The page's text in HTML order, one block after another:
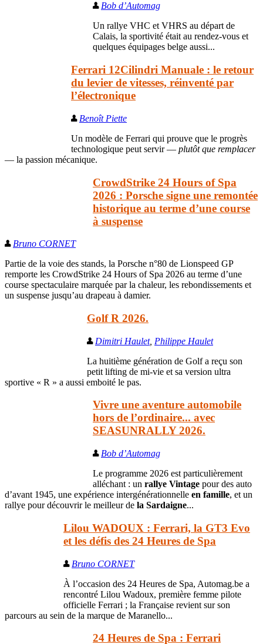
Bob d’Automag
Un rallye VHC et VHRS au départ de
Calais, la sportivité était au rendez-vous et
quelques équipages belge aussi...
Ferrari 12Cilindri Manuale : le retour
du levier de vitesses, réinventé par
l’électronique
Benoît Piette
Un modèle de Ferrari qui prouve que le progrès
technologique peut servir — plutôt que remplacer
— la passion mécanique.
CrowdStrike 24 Hours of Spa
2026 : Porsche signe une remontée
historique au terme d’une course
à suspense
Bruno CORNET
Partie de la voie des stands, la Porsche n°80 de Lionspeed GP
remporte les CrowdStrike 24 Hours of Spa 2026 au terme d’une
course spectaculaire marquée par la chaleur, les rebondissements et
un suspense jusqu’au drapeau à damier.
Golf R 2026.
Dimitri Haulet, Philippe Haulet
La huitième génération de Golf a reçu son
petit lifting de mi-vie et sa version ultra
sportive « R » a aussi emboité le pas.
Vivre une aventure automobile
hors de l’ordinaire... avec
SEASUNRALLY 2026.
Bob d’Automag
Le programme 2026 est particulièrement
alléchant : un rallye Vintage pour des auto
d’avant 1945, une expérience intergénérationnelle en famille, et un
rallye pour découvrir le meilleur de la Sardaigne...
Lilou WADOUX : Ferrari, la GT3 Evo
et les défis des 24 Heures de Spa
Bruno CORNET
À l’occasion des 24 Heures de Spa, Automag.be a
rencontré Lilou Wadoux, première femme pilote
officielle Ferrari ; la Française revient sur son
parcours au sein de la marque de Maranello...
24 Heures de Spa : Ferrari